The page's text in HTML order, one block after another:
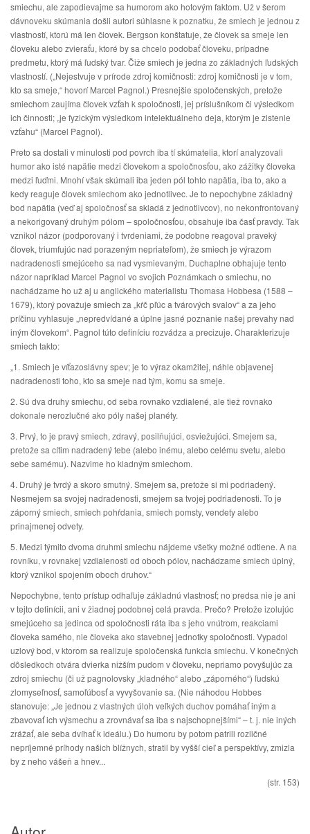
smiechu, ale zapodievajme sa humorom ako hotovým faktom. Už v šerom
dávnoveku skúmania došli autori súhlasne k poznatku, že smiech je jednou z
vlastností, ktorú má len človek. Bergson konštatuje, že človek sa smeje len
človeku alebo zvieraťu, ktoré by sa chcelo podobať človeku, prípadne
predmetu, ktorý má ľudský tvar. Čiže smiech je jedna zo základných ľudských
vlastností. („Nejestvuje v prírode zdroj komičnosti: zdroj komičnosti je v tom,
kto sa smeje,“ hovorí Marcel Pagnol.) Presnejšie spoločenských, pretože
smiechom zaujíma človek vzťah k spoločnosti, jej príslušníkom či výsledkom
ich činnosti; „je fyzickým výsledkom intelektuálneho deja, ktorým je zistenie
vzťahu“ (Marcel Pagnol).
Preto sa dostali v minulosti pod povrch iba tí skúmatelia, ktorí analyzovali
humor ako isté napätie medzi človekom a spoločnosťou, ako zážitky človeka
medzi ľuďmi. Mnohí však skúmali iba jeden pól tohto napätia, iba to, ako a
kedy reaguje človek smiechom ako jednotlivec. Je to nepochybne základný
bod napätia (veď aj spoločnosť sa skladá z jednotlivcov), no nekonfrontovaný
a nekorigovaný druhým pólom – spoločnosťou, obsahuje iba časť pravdy. Tak
vznikol názor (podporovaný i tvrdeniami, že podobne reagoval praveký
človek, triumfujúc nad porazeným nepriateľom), že smiech je výrazom
nadradenosti smejúceho sa nad vysmievaným. Duchaplne obhajuje tento
názor napríklad Marcel Pagnol vo svojich Poznámkach o smiechu, no
nachádzame ho už aj u anglického materialistu Thomasa Hobbesa (1588 –
1679), ktorý považuje smiech za „kŕč pľúc a tvárových svalov“ a za jeho
príčinu vyhlasuje „nepredvídané a úplne jasné poznanie našej prevahy nad
iným človekom“. Pagnol túto definíciu rozvádza a precizuje. Charakterizuje
smiech takto:
„1. Smiech je víťazoslávny spev; je to výraz okamžitej, náhle objavenej
nadradenosti toho, kto sa smeje nad tým, komu sa smeje.
2. Sú dva druhy smiechu, od seba rovnako vzdialené, ale tiež rovnako
dokonale nerozlučné ako póly našej planéty.
3. Prvý, to je pravý smiech, zdravý, posilňujúci, osviežujúci. Smejem sa,
pretože sa cítim nadradený tebe (alebo inému, alebo celému svetu, alebo
sebe samému). Nazvime ho kladným smiechom.
4. Druhý je tvrdý a skoro smutný. Smejem sa, pretože si mi podriadený.
Nesmejem sa svojej nadradenosti, smejem sa tvojej podriadenosti. To je
záporný smiech, smiech pohŕdania, smiech pomsty, vendety alebo
prinajmenej odvety.
5. Medzi týmito dvoma druhmi smiechu nájdeme všetky možné odtiene. A na
rovníku, v rovnakej vzdialenosti od oboch pólov, nachádzame smiech úplný,
ktorý vznikol spojením oboch druhov.“
Nepochybne, tento prístup odhaľuje základnú vlastnosť; no predsa nie je ani
v tejto definícii, ani v žiadnej podobnej celá pravda. Prečo? Pretože izolujúc
smejúceho sa jedinca od spoločnosti ráta iba s jeho vnútrom, reakciami
človeka samého, nie človeka ako stavebnej jednotky spoločnosti. Vypadol
uzlový bod, v ktorom sa realizuje spoločenská funkcia smiechu. V konečných
dôsledkoch otvára dvierka nižším pudom v človeku, nepriamo povyšujúc za
zdroj smiechu (či už pagnolovsky „kladného“ alebo „záporného“) ľudskú
zlomyseľnosť, samoľúbosť a vyvyšovanie sa. (Nie náhodou Hobbes
stanovuje: „Je jednou z vlastných úloh veľkých duchov pomáhať iným a
zbavovať ich výsmechu a zrovnávať sa iba s najschopnejšími“ – t. j. nie iných
zrážať, ale seba dvíhať k ideálu.) Do humoru by potom patrili rozličné
nepríjemné príhody našich blížnych, stratil by vyšší cieľ a perspektívy, zmizla
by z neho vášeň a hnev...
(str. 153)